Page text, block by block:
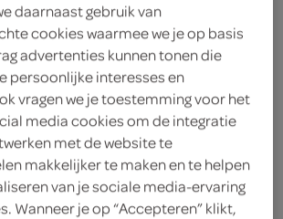
daarnaast gebruik van
cookies waarmee we je op basis
advertenties kunnen tonen die
persoonlijke interesses en
vragen we je toestemming voor het
media cookies om de integratie
met de website te
makkelijker te maken en te helpen
van je sociale media-ervaring
Wanneer je op “Accepteren” klikt,